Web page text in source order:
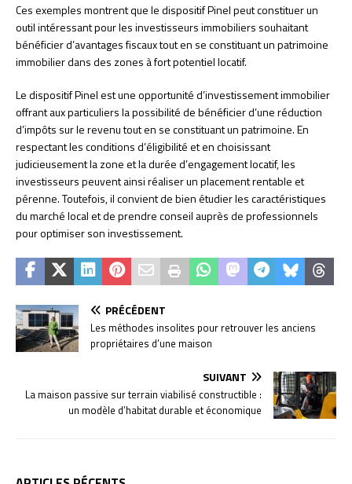
Ces exemples montrent que le dispositif Pinel peut constituer un
outil intéressant pour les investisseurs immobiliers souhaitant
bénéficier d’avantages fiscaux tout en se constituant un patrimoine
immobilier dans des zones à fort potentiel locatif.
Le dispositif Pinel est une opportunité d’investissement immobilier
offrant aux particuliers la possibilité de bénéficier d’une réduction
d’impôts sur le revenu tout en se constituant un patrimoine. En
respectant les conditions d’éligibilité et en choisissant
judicieusement la zone et la durée d’engagement locatif, les
investisseurs peuvent ainsi réaliser un placement rentable et
pérenne. Toutefois, il convient de bien étudier les caractéristiques
du marché local et de prendre conseil auprès de professionnels
pour optimiser son investissement.
PRÉCÉDENT
Les méthodes insolites pour retrouver les anciens
propriétaires d’une maison
SUIVANT
La maison passive sur terrain viabilisé constructible :
un modèle d’habitat durable et économique